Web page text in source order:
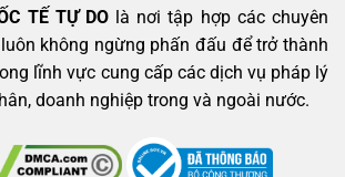
TẾ TỰ DOlà nơi tập hợp các chuyên
không ngừng phấn đấu để trở thành
lĩnh vực cung cấp các dịch vụ pháp lý
doanh nghiệp trong và ngoài nước.